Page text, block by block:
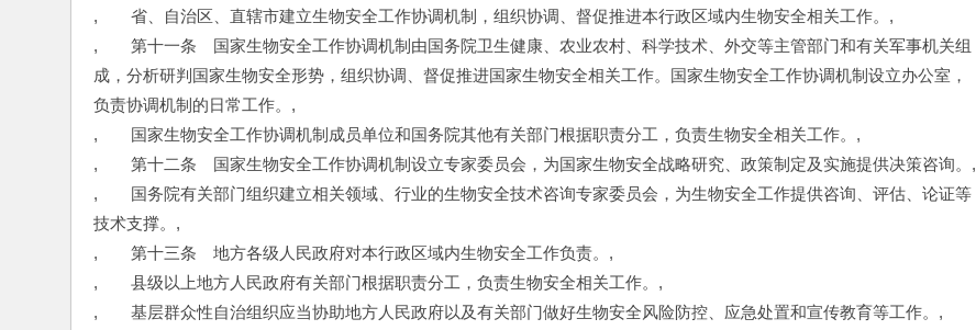
,　　省、自治区、直辖市建立生物安全工作协调机制，组织协调、督促推进本行政区域内生物安全相关工作。,
,　　第十一条　国家生物安全工作协调机制由国务院卫生健康、农业农村、科学技术、外交等主管部门和有关军事机关组
成，分析研判国家生物安全形势，组织协调、督促推进国家生物安全相关工作。国家生物安全工作协调机制设立办公室，
负责协调机制的日常工作。,
,　　国家生物安全工作协调机制成员单位和国务院其他有关部门根据职责分工，负责生物安全相关工作。,
,　　第十二条　国家生物安全工作协调机制设立专家委员会，为国家生物安全战略研究、政策制定及实施提供决策咨询。,
,　　国务院有关部门组织建立相关领域、行业的生物安全技术咨询专家委员会，为生物安全工作提供咨询、评估、论证等
技术支撑。,
,　　第十三条　地方各级人民政府对本行政区域内生物安全工作负责。,
,　　县级以上地方人民政府有关部门根据职责分工，负责生物安全相关工作。,
,　　基层群众性自治组织应当协助地方人民政府以及有关部门做好生物安全风险防控、应急处置和宣传教育等工作。,